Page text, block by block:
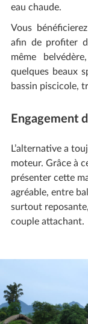
eau chaude.
Vous
afin de profiter
même
quelques beaux
bassin piscicole,
Engagement
L’alternative a
moteur. Grâce à
présenter cette
agréable, entre
surtout
couple attachant.